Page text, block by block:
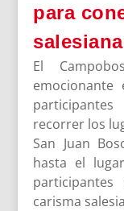
para
El
recorrer los
San Juan
hasta el
carisma